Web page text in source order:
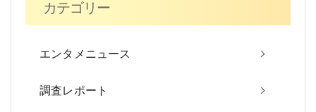
ー
ョ
カテゴリー
エンタメニュース
調査レポート